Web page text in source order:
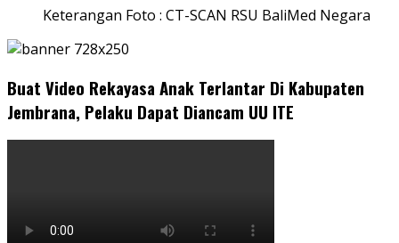
Keterangan Foto : CT-SCAN RSU BaliMed Negara
Buat Video Rekayasa Anak Terlantar Di Kabupaten
Jembrana, Pelaku Dapat Diancam UU ITE